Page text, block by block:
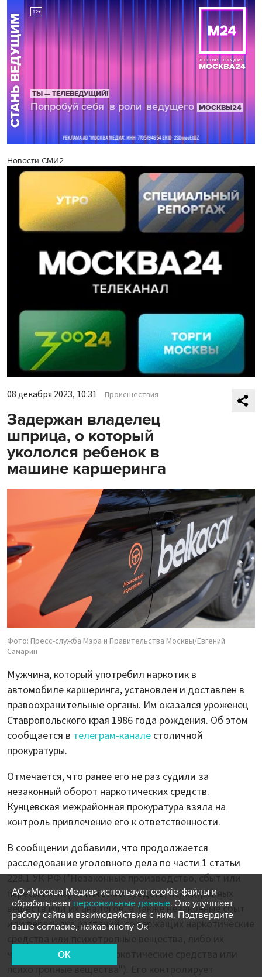
Новости СМИ2
08 декабря 2023, 10:31 Происшествия
Задержан владелец
шприца, о который
укололся ребенок в
машине каршеринга
Фото: Пресс-служба Мэра и Правительства Москвы/Евгений
Самарин
Мужчина, который употребил наркотик в
автомобиле каршеринга, установлен и доставлен в
правоохранительные органы. Им оказался уроженец
Ставропольского края 1986 года рождения. Об этом
сообщается в телеграм-канале столичной
прокуратуры.
Отмечается, что ранее его не раз судили за
незаконный оборот наркотических средств.
Кунцевская межрайонная прокуратура взяла на
контроль привлечение его к ответственности.
В сообщении добавили, что продолжается
расследование уголовного дела по части 1 статьи
228.1 УК РФ ("Незаконные производство, сбыт или
пересылка наркотических средств, психотропных
веществ или их аналогов, а также незаконные сбыт
или пересылка растений, содержащих наркотические
частей, содержащих наркотические средства или
психотропные вещества"). Его контролирует
АО «Москва Медиа» использует cookie-файлы и
обрабатывает персональные данные. Это улучшает
работу сайта и взаимодействие с ним. Подтвердите
ваше согласие, нажав кнопу Ок
OK